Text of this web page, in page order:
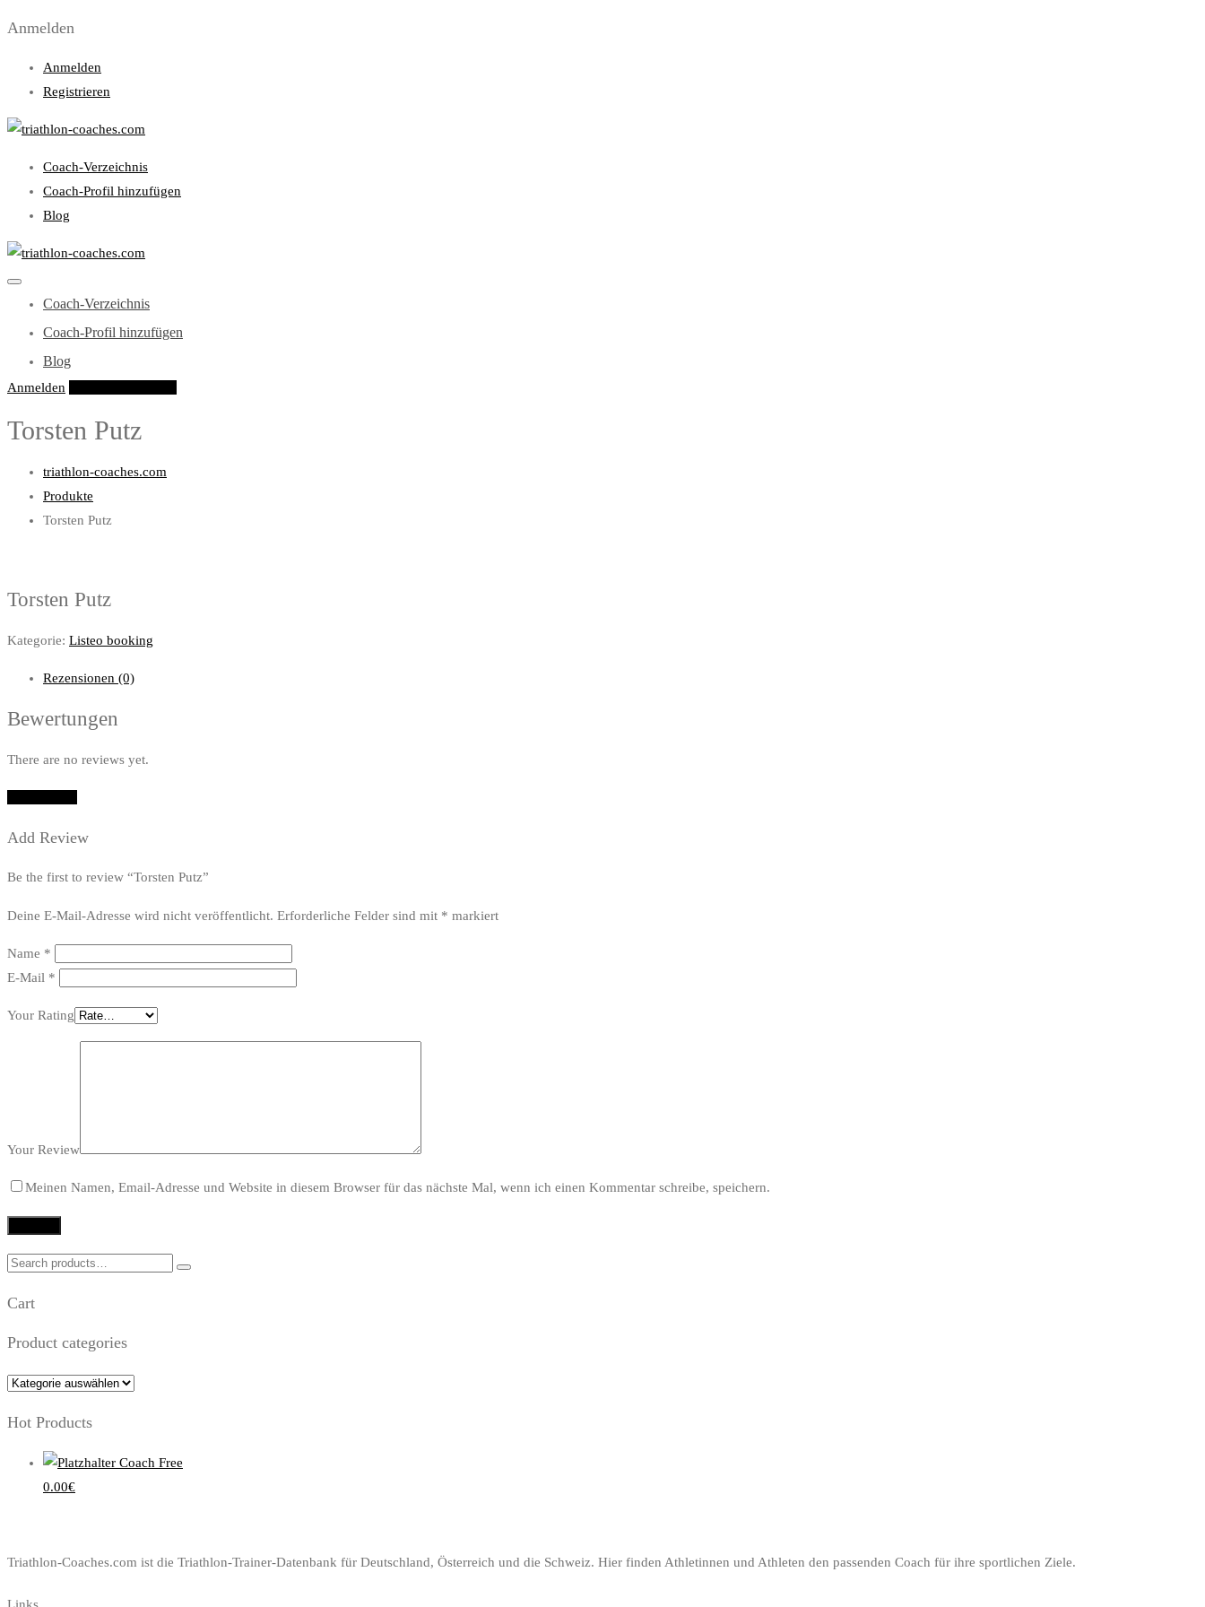
Anmelden
Anmelden
Registrieren
Coach-Verzeichnis
Coach-Profil hinzufügen
Blog
Coach-Verzeichnis
Coach-Profil hinzufügen
Blog
Anmelden
Torsten Putz
triathlon-coaches.com
Produkte
Torsten Putz
Torsten Putz
Kategorie: Listeo booking
Rezensionen (0)
Bewertungen
There are no reviews yet.
Add Review
Be the first to review “Torsten Putz”
Deine E-Mail-Adresse wird nicht veröffentlicht. Erforderliche Felder sind mit * markiert
Name *
E-Mail *
Your Rating
Your Review
Meinen Namen, Email-Adresse und Website in diesem Browser für das nächste Mal, wenn ich einen Kommentar schreibe, speichern.
Search
Cart
Product categories
Hot Products
Coach Free
0.00€
Triathlon-Coaches.com ist die Triathlon-Trainer-Datenbank für Deutschland, Österreich und die Schweiz. Hier finden Athletinnen und Athleten den passenden Coach für ihre sportlichen Ziele.
Links